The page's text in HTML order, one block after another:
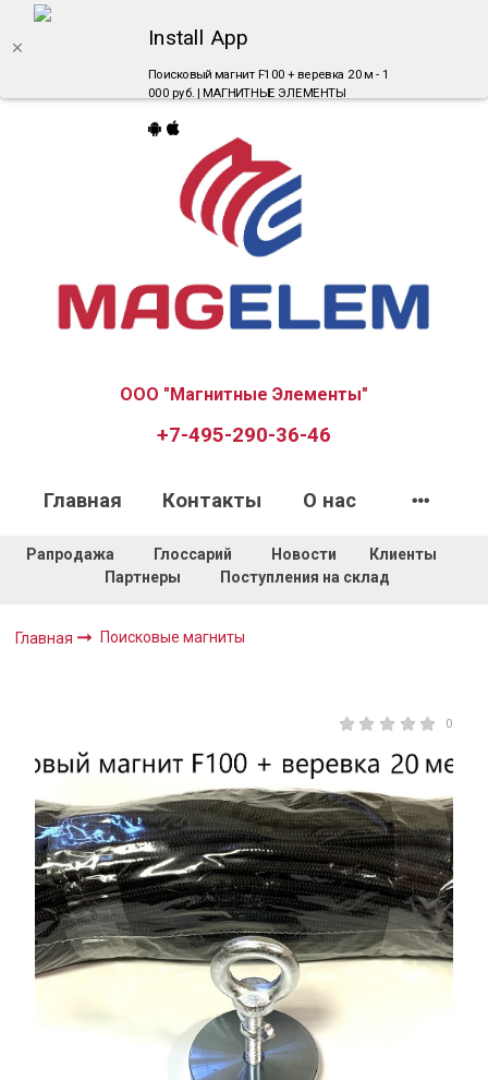
Install App
Поисковый магнит F100 + веревка 20 м - 1
000 руб. | МАГНИТНЫЕ ЭЛЕМЕНТЫ
ООО "Магнитные Элементы"
+7-495-290-36-46
Главная Контакты О нас
Рапродажа Глоссарий Новости
Клиенты
Партнеры
Поступления на склад
Главная Поисковые магниты
0